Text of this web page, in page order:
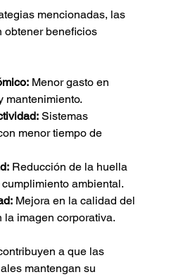
mencionadas, las
obtener beneficios
Menor gasto en
mantenimiento.
Sistemas
menor tiempo de
Reducción de la huella
ambiental.
Mejora en la calidad del
la imagen corporativa.
a que las
mantengan su